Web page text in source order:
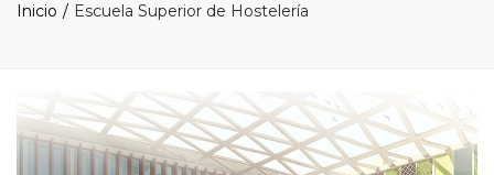
Inicio Escuela Superior de Hostelería